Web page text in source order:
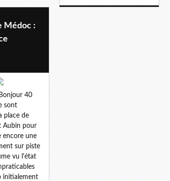
Médoc :
40
sont
place de
Aubin pour
encore une
sur piste
vu l'état
initialement